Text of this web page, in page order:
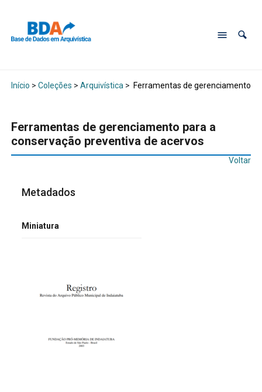
Início > Coleções > Arquivística > Ferramentas de gerenciamento
Ferramentas de gerenciamento para a
conservação preventiva de acervos
Voltar
Metadados
Miniatura